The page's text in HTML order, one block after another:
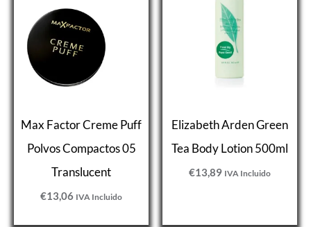
Max Factor Creme Puff
Polvos Compactos 05
Translucent
€13,06 IVA Incluido
Elizabeth Arden Green
Tea Body Lotion 500ml
€13,89 IVA Incluido